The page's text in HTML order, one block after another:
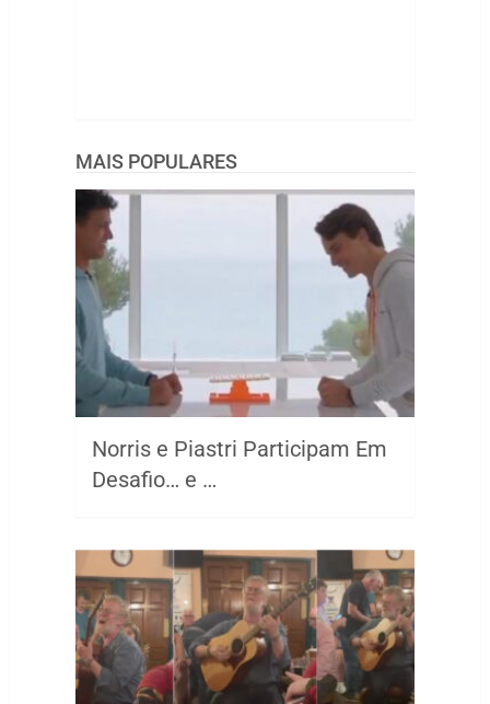
MAIS POPULARES
Norris e Piastri Participam Em
Desafio… e …